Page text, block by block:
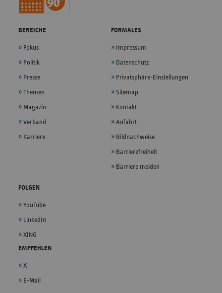
BEREICHE
Fokus
Politik
Presse
Themen
Magazin
Verband
Karriere
FORMALES
Impressum
Datenschutz
Privatsphäre-Einstellungen
Sitemap
Kontakt
Anfahrt
Bildnachweise
Barrierefreiheit
Barriere melden
FOLGEN
YouTube
LinkedIn
XING
EMPFEHLEN
X
E-Mail